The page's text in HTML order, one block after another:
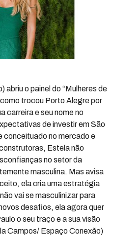
o painel do “Mulheres de
trocou Porto Alegre por
carreira e seu nome no
de investir em São
conceituado no mercado e
Estela não
no setor da
masculina. Mas avisa
ela cria uma estratégia
vai se masculinizar para
desafios, ela agora quer
o seu traço e a sua visão
Campos/ Espaço Conexão)